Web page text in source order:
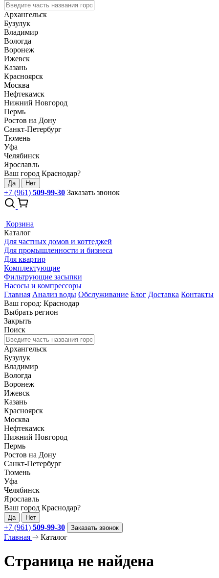
Архангельск
Бузулук
Владимир
Вологда
Воронеж
Ижевск
Казань
Красноярск
Москва
Нефтекамск
Нижний Новгород
Пермь
Ростов на Дону
Санкт-Петербург
Тюмень
Уфа
Челябинск
Ярославль
Ваш город Краснодар?
Да Нет
+7 (961) 509-99-30 Заказать звонок
Корзина
Каталог
Для частных домов и коттеджей
Для промышленности и бизнеса
Для квартир
Комплектующие
Фильтрующие засыпки
Насосы и компрессоры
Главная Анализ воды Обслуживание Блог Доставка Контакты
Ваш город: Краснодар
Выбрать регион
Закрыть
Поиск
Архангельск
Бузулук
Владимир
Вологда
Воронеж
Ижевск
Казань
Красноярск
Москва
Нефтекамск
Нижний Новгород
Пермь
Ростов на Дону
Санкт-Петербург
Тюмень
Уфа
Челябинск
Ярославль
Ваш город Краснодар?
Да Нет
+7 (961) 509-99-30 Заказать звонок
Главная Каталог
Страница не найдена